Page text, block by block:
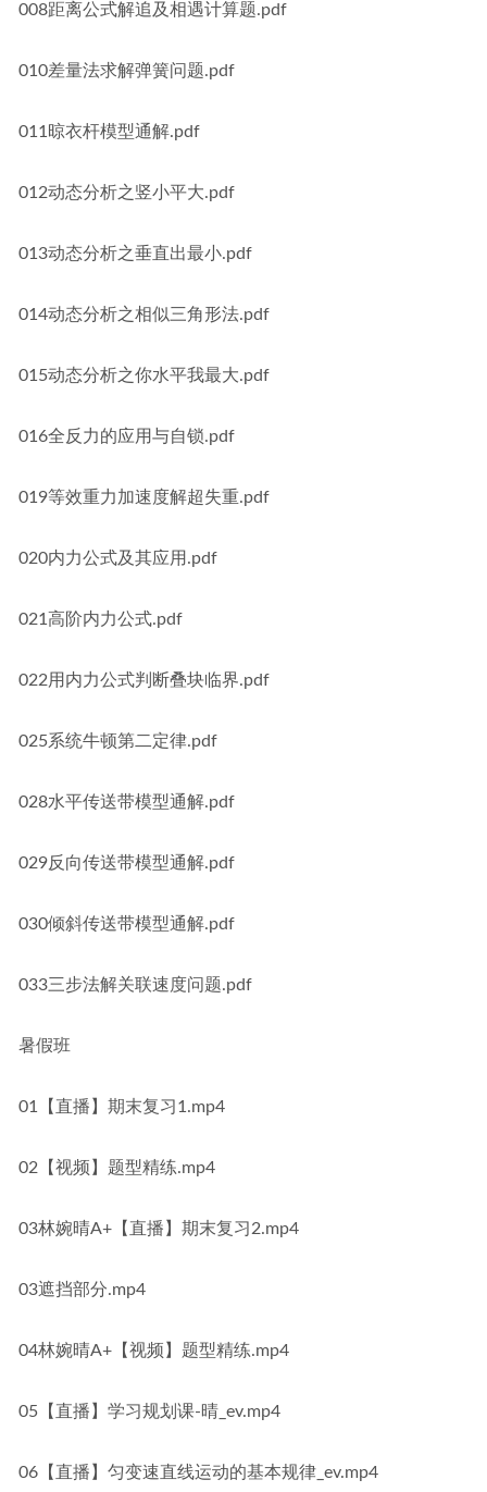
008距离公式解追及相遇计算题.pdf
010差量法求解弹簧问题.pdf
011晾衣杆模型通解.pdf
012动态分析之竖小平大.pdf
013动态分析之垂直出最小.pdf
014动态分析之相似三角形法.pdf
015动态分析之你水平我最大.pdf
016全反力的应用与自锁.pdf
019等效重力加速度解超失重.pdf
020内力公式及其应用.pdf
021高阶内力公式.pdf
022用内力公式判断叠块临界.pdf
025系统牛顿第二定律.pdf
028水平传送带模型通解.pdf
029反向传送带模型通解.pdf
030倾斜传送带模型通解.pdf
033三步法解关联速度问题.pdf
暑假班
01【直播】期末复习1.mp4
02【视频】题型精练.mp4
03林婉晴A+【直播】期末复习2.mp4
03遮挡部分.mp4
04林婉晴A+【视频】题型精练.mp4
05【直播】学习规划课-晴_ev.mp4
06【直播】匀变速直线运动的基本规律_ev.mp4